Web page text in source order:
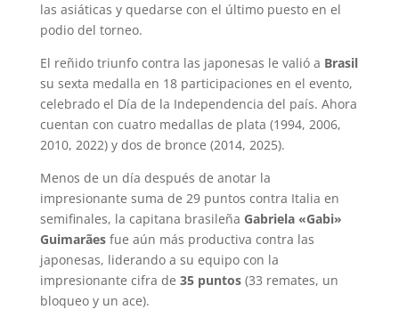
las asiáticas y quedarse con el último puesto en el
podio del torneo.
El reñido triunfo contra las japonesas le valió a Brasil
su sexta medalla en 18 participaciones en el evento,
celebrado el Día de la Independencia del país. Ahora
cuentan con cuatro medallas de plata (1994, 2006,
2010, 2022) y dos de bronce (2014, 2025).
Menos de un día después de anotar la
impresionante suma de 29 puntos contra Italia en
semifinales, la capitana brasileña Gabriela «Gabi»
Guimarãesfue aún más productiva contra las
japonesas, liderando a su equipo con la
impresionante cifra de 35 puntos(33 remates, un
bloqueo y un ace).